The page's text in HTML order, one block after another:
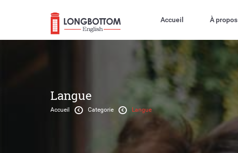
Accueil À propos
Langue
Accueil Categorie Langue